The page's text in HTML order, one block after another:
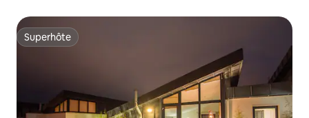
Superhôte
Superhôte